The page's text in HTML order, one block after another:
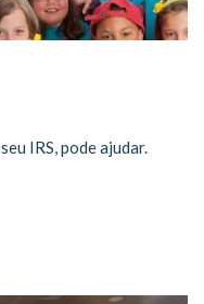
IRS, pode ajudar.